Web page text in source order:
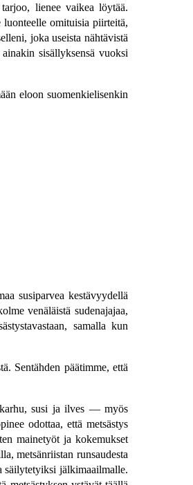
lienee vaikea löytää.
luonteelle omituisia piirteitä,
joka useista nähtävistä
sisällyksensä vuoksi
eloon suomenkielisenkin
susiparvea kestävyydellä
venäläistä sudenajajaa,
samalla kun
Sentähden päätimme, että
karhu, susi ja ilves — myös
odottaa, että metsästys
mainetyöt ja kokemukset
metsänriistan runsaudesta
säilytetyiksi jälkimaailmalle.